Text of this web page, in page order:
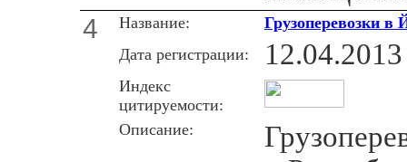
4 Название:
Грузоперевозки
Дата регистрации:
12.04.2013
Индекс
цитируемости:
Описание: